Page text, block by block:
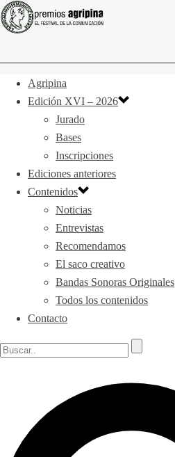
Agripina
Edición XVI – 2026
Jurado
Bases
Inscripciones
Ediciones anteriores
Contenidos
Noticias
Entrevistas
Recomendamos
El saco creativo
Bandas Sonoras Originales
Todos los contenidos
Contacto